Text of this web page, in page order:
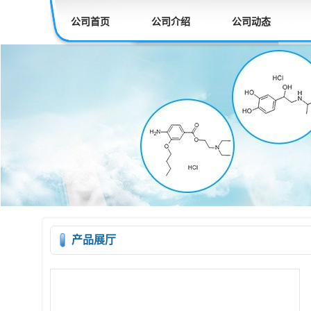
公司首页 公司介绍 公司动态
产品展厅